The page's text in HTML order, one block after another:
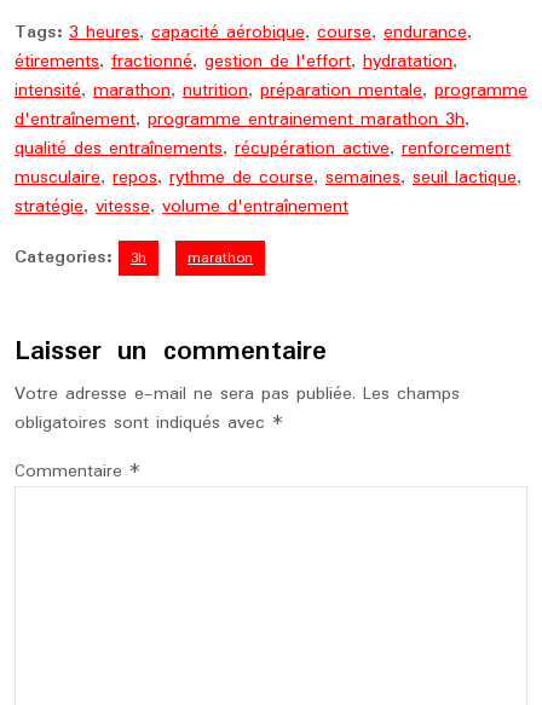
Tags: 3 heures, capacité aérobique, course, endurance,
étirements, fractionné, gestion de l'effort, hydratation,
intensité, marathon, nutrition, préparation mentale, programme
d'entraînement, programme entrainement marathon 3h,
qualité des entraînements, récupération active, renforcement
musculaire, repos, rythme de course, semaines, seuil lactique,
stratégie, vitesse, volume d'entraînement
Categories:
3h marathon
Laisser un commentaire
Votre adresse e-mail ne sera pas publiée. Les champs
obligatoires sont indiqués avec *
Commentaire *